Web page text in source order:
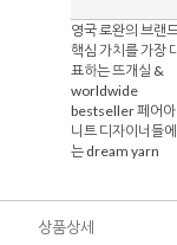
영국 로완의 브랜
핵심 가치를 가장
표하는 뜨개실 &
worldwide
bestseller 페어아
니트 디자이너들
는 dream yarn
상품상세